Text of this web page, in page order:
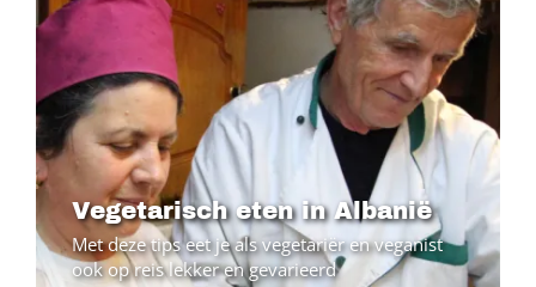
Vegetarisch eten in Albanië
Met deze tips eet je als vegetariër en veganist
ook op reis lekker en gevarieerd